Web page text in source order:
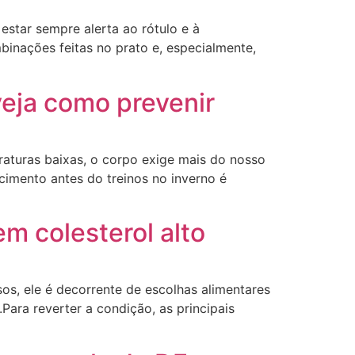
sempre alerta ao rótulo e à
feitas no prato e, especialmente,
como prevenir
baixas, o corpo exige mais do nosso
antes do treinos no inverno é
colesterol alto
ele é decorrente de escolhas alimentares
reverter a condição, as principais